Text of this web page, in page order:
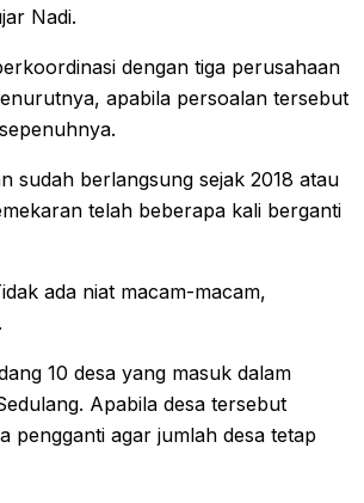
Nadi.
dengan tiga perusahaan
apabila persoalan tersebut
sudah berlangsung sejak 2018 atau
telah beberapa kali berganti
ada niat macam-macam,
10 desa yang masuk dalam
Apabila desa tersebut
pengganti agar jumlah desa tetap